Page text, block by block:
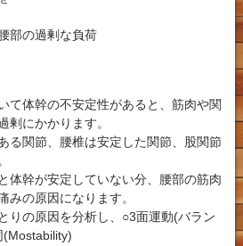
部の過剰な負荷
て体幹の不安定性があると、筋肉や関
剰にかかります。
る関節、腰椎は安定した関節、股関節
体幹が安定していない分、腰部の筋肉
みの原因になります。
りの原因を分析し、○3面運動(バラン
(Mostability)